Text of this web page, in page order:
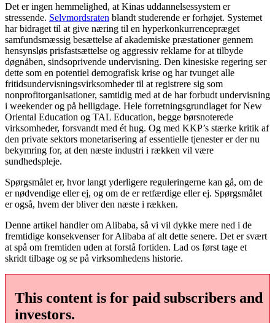
Det er ingen hemmelighed, at Kinas uddannelsessystem er
stressende. Selvmordsraten blandt studerende er forhøjet. Systemet
har bidraget til at give næring til en hyperkonkurrencepræget
samfundsmæssig besættelse af akademiske præstationer gennem
hensynsløs prisfastsættelse og aggressiv reklame for at tilbyde
døgnåben, sindsoprivende undervisning. Den kinesiske regering ser
dette som en potentiel demografisk krise og har tvunget alle
fritidsundervisningsvirksomheder til at registrere sig som
nonprofitorganisationer, samtidig med at de har forbudt undervisning
i weekender og på helligdage. Hele forretningsgrundlaget for New
Oriental Education og TAL Education, begge børsnoterede
virksomheder, forsvandt med ét hug. Og med KKP’s stærke kritik af
den private sektors monetarisering af essentielle tjenester er der nu
bekymring for, at den næste industri i rækken vil være
sundhedspleje.
Spørgsmålet er, hvor langt yderligere reguleringerne kan gå, om de
er nødvendige eller ej, og om de er retfærdige eller ej. Spørgsmålet
er også, hvem der bliver den næste i rækken.
Denne artikel handler om Alibaba, så vi vil dykke mere ned i de
fremtidige konsekvenser for Alibaba af alt dette senere. Det er svært
at spå om fremtiden uden at forstå fortiden. Lad os først tage et
skridt tilbage og se på virksomhedens historie.
This content is for paid subscribers and
investors.